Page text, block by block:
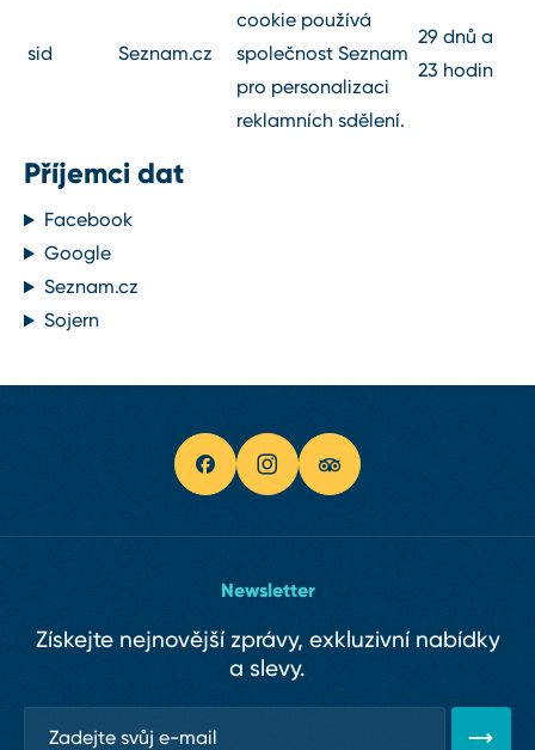
sid Seznam.cz
cookie používá
společnost Seznam
pro personalizaci
reklamních sdělení.
29 dnů a
23 hodin
Příjemci dat
Facebook
Google
Seznam.cz
Sojern
Newsletter
Získejte nejnovější zprávy, exkluzivní nabídky
a slevy.